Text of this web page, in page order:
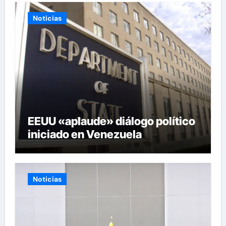
Noticias
EEUU «aplaude» diálogo político
iniciado en Venezuela
Noticias